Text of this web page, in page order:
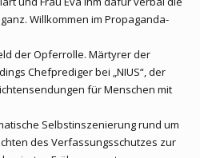
Willkommen im Propaganda-
der Opferrolle. Märtyrer der
Chefprediger bei „NIUS“, der
für Menschen mit
Selbstinszenierung rund um
des Verfassungsschutzes zur